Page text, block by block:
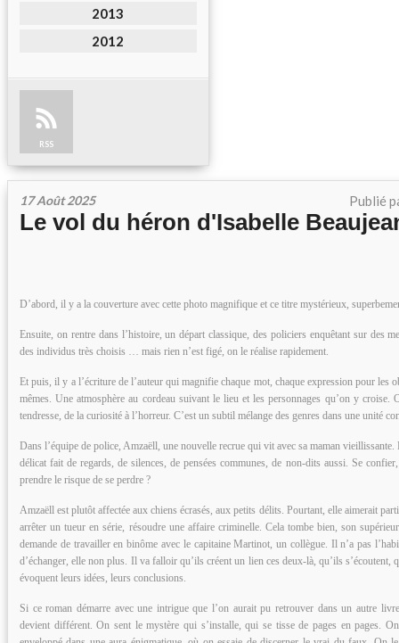
2013
2012
RSS
17 Août 2025 Publié
Le vol du héron d'Isabelle
D’abord, il y a la couverture avec cette photo magnifique et ce titre mystérieux,
Ensuite, on rentre dans l’histoire, un départ classique, des policiers enquêtant sur des
des individus très choisis … mais rien n’est figé, on le réalise rapidement.
Et puis, il y a l’écriture de l’auteur qui magnifie chaque mot, chaque expression pour les
mêmes. Une atmosphère au cordeau suivant le lieu et les personnages qu’on y croise.
tendresse, de la curiosité à l’horreur. C’est un subtil mélange des genres dans une unité
Dans l’équipe de police, Amzaëll, une nouvelle recrue qui vit avec sa maman
délicat fait de regards, de silences, de pensées communes, de non-dits aussi. Se
prendre le risque de se perdre ?
Amzaëll est plutôt affectée aux chiens écrasés, aux petits délits. Pourtant, elle aimerait
arrêter un tueur en série, résoudre une affaire criminelle. Cela tombe bien, son
demande de travailler en binôme avec le capitaine Martinot, un collègue. Il n’a pas
d’échanger, elle non plus. Il va falloir qu’ils créent un lien ces deux-là, qu’ils s’écoutent,
évoquent leurs idées, leurs conclusions.
Si ce roman démarre avec une intrigue que l’on aurait pu retrouver dans un autre
devient différent. On sent le mystère qui s’installe, qui se tisse de pages en pages.